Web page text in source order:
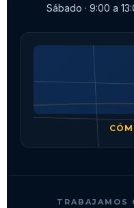
Sábado · 9:00 a
TRABAJAMOS